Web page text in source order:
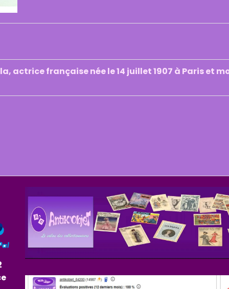
actrice française née le 14 juillet 1907 à Paris et